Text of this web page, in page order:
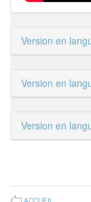
Version en
Version en
Version en